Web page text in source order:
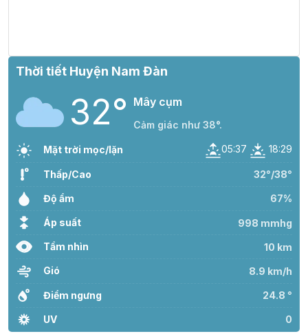
Thời tiết Huyện Nam Đàn
32° Mây cụm
Cảm giác như 38°.
Mặt trời mọc/lặn 05:37 18:29
Thấp/Cao 32°/38°
Độ ẩm 67%
Áp suất 998 mmhg
Tầm nhìn 10 km
Gió 8.9 km/h
Điểm ngưng 24.8 °
UV 0